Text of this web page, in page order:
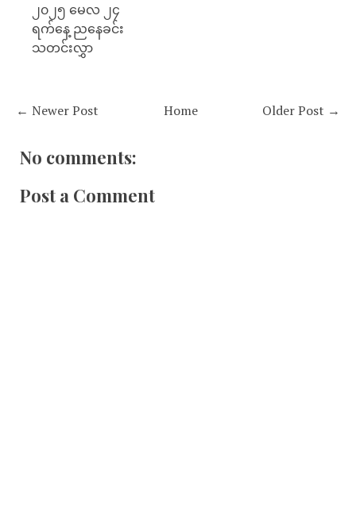
၂၀၂၅ မေလ ၂၄
ရက်နေ့ ညနေခင်း
သတင်းလွှာ
← Newer Post Older Post →
Home
No comments:
Post a Comment